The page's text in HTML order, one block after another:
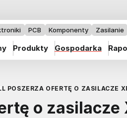
PCB Komponenty Zasilanie
Produkty Gospodarka
POSZERZA OFERTĘ O ZASILACZE
o zasilacze